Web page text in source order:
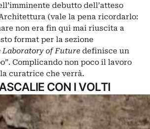
debutto dell’atteso
(vale la pena ricordarlo:
non era fin qui mai riuscita a
format per la sezione
Laboratory of Future definisce un
Complicando non poco il lavoro
curatrice che verrà.
CON I VOLTI